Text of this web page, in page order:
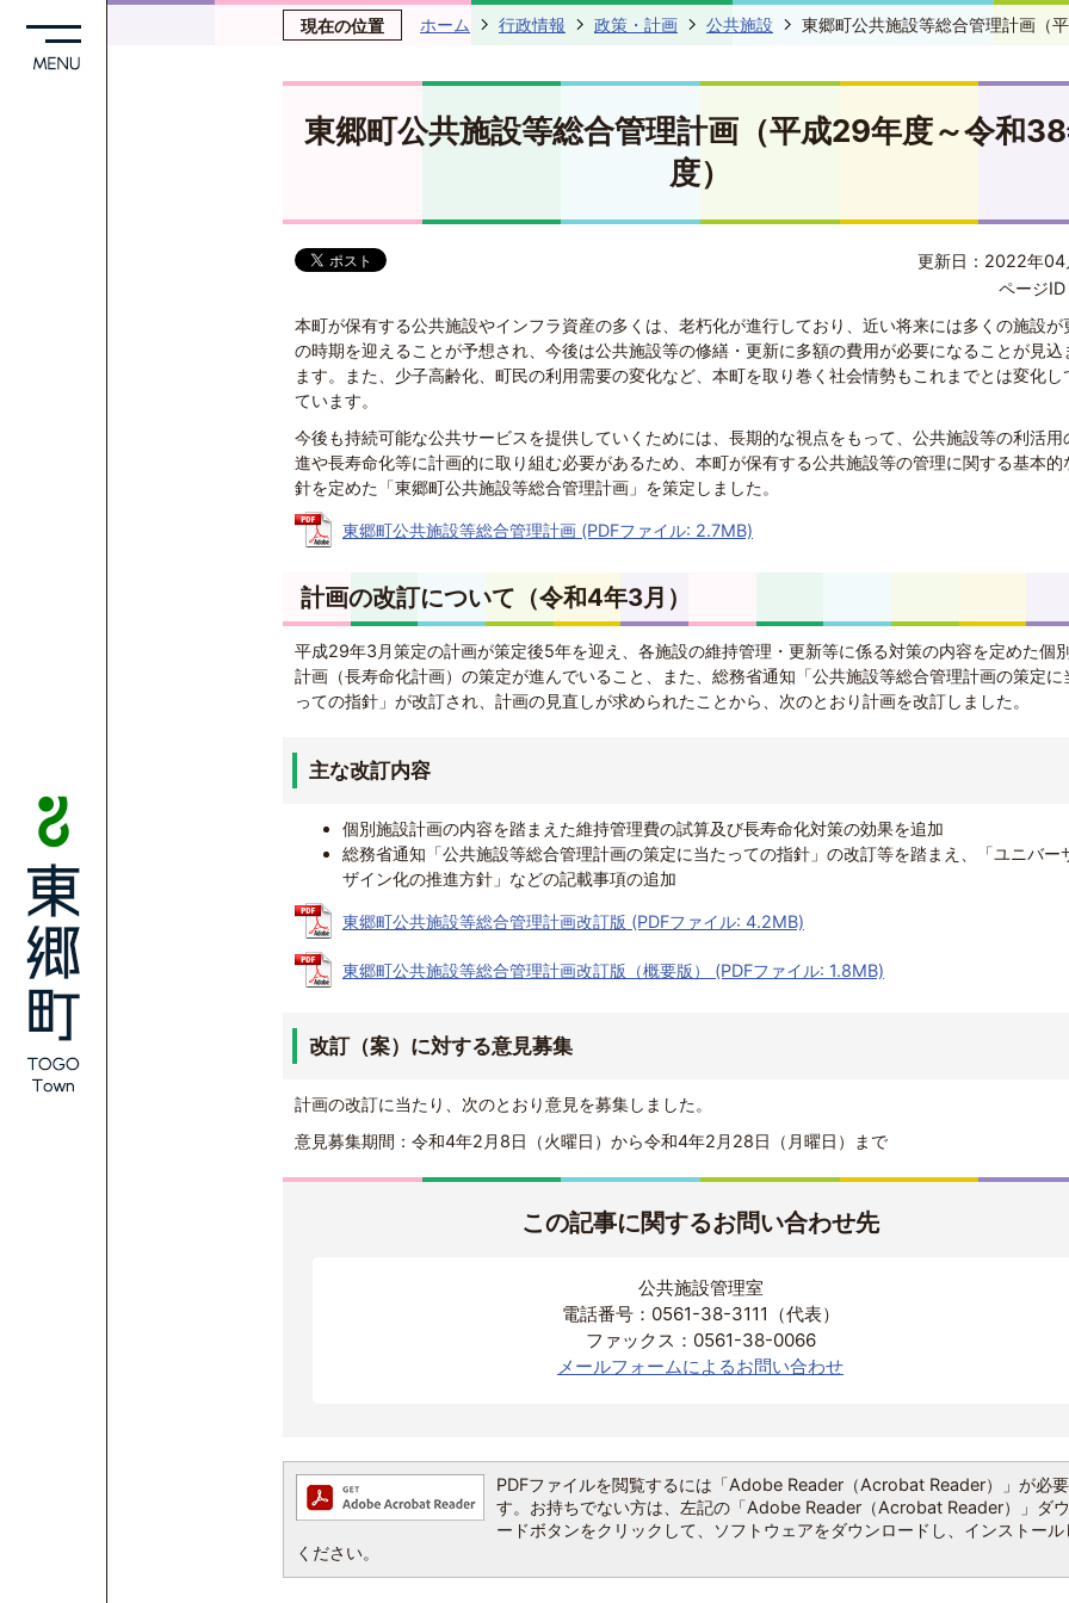
現在の位置 ホーム 行政情報 政策・計画 公共施設 東郷町公共施設等総合管理計画（
東郷町公共施設等総合管理計画（平成29年度～令和
度）
更新日：2022年04
ページID
本町が保有する公共施設やインフラ資産の多くは、老朽化が進行しており、近い将来には多くの施設が
の時期を迎えることが予想され、今後は公共施設等の修繕・更新に多額の費用が必要になることが見込
ます。また、少子高齢化、町民の利用需要の変化など、本町を取り巻く社会情勢もこれまでとは変化し
ています。
今後も持続可能な公共サービスを提供していくためには、長期的な視点をもって、公共施設等の利活用
進や長寿命化等に計画的に取り組む必要があるため、本町が保有する公共施設等の管理に関する基本的
針を定めた「東郷町公共施設等総合管理計画」を策定しました。
東郷町公共施設等総合管理計画 (PDFファイル: 2.7MB)
計画の改訂について（令和4年3月）
平成29年3月策定の計画が策定後5年を迎え、各施設の維持管理・更新等に係る対策の内容を定めた個
計画（長寿命化計画）の策定が進んでいること、また、総務省通知「公共施設等総合管理計画の策定に
っての指針」が改訂され、計画の見直しが求められたことから、次のとおり計画を改訂しました。
主な改訂内容
個別施設計画の内容を踏まえた維持管理費の試算及び長寿命化対策の効果を追加
総務省通知「公共施設等総合管理計画の策定に当たっての指針」の改訂等を踏まえ、「ユニバー
ザイン化の推進方針」などの記載事項の追加
東郷町公共施設等総合管理計画改訂版 (PDFファイル: 4.2MB)
東郷町公共施設等総合管理計画改訂版（概要版） (PDFファイル: 1.8MB)
改訂（案）に対する意見募集
計画の改訂に当たり、次のとおり意見を募集しました。
意見募集期間：令和4年2月8日（火曜日）から令和4年2月28日（月曜日）まで
この記事に関するお問い合わせ先
公共施設管理室
電話番号：0561-38-3111（代表）
ファックス：0561-38-0066
メールフォームによるお問い合わせ
PDFファイルを閲覧するには「Adobe Reader（Acrobat Reader）」が必
す。お持ちでない方は、左記の「Adobe Reader（Acrobat Reader）」ダ
ードボタンをクリックして、ソフトウェアをダウンロードし、インストール
ください。